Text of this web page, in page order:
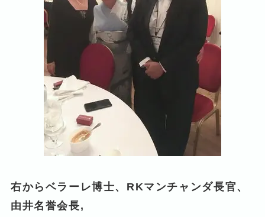
右からベラーレ博士、RKマンチャンダ長官、
由井名誉会長,